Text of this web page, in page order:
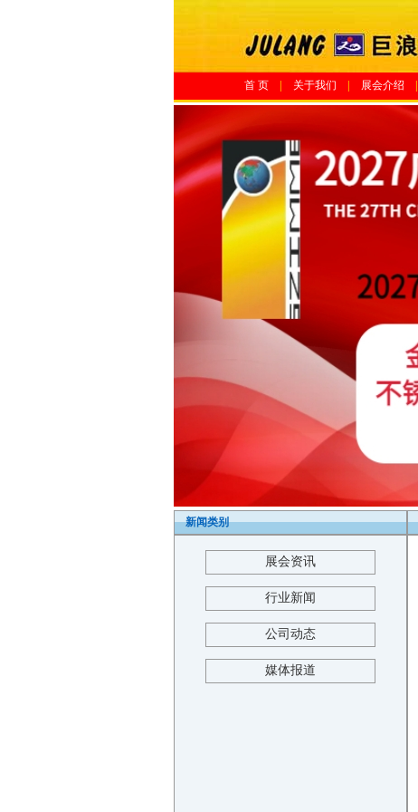
首 页 关于我们 展会介绍
新闻类别
展会资讯
行业新闻
公司动态
媒体报道